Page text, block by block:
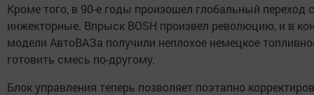
Кроме того, в 90-е годы произошел глобальный переход
инжекторные. Впрыск BOSH произвел революцию, и в
модели АвтоВАЗа получили неплохое немецкое
готовить смесь по-другому.
Блок управления теперь позволяет поэтапно